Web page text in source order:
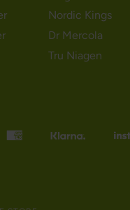
Nordic Kings
Dr Mercola
Tru Niagen